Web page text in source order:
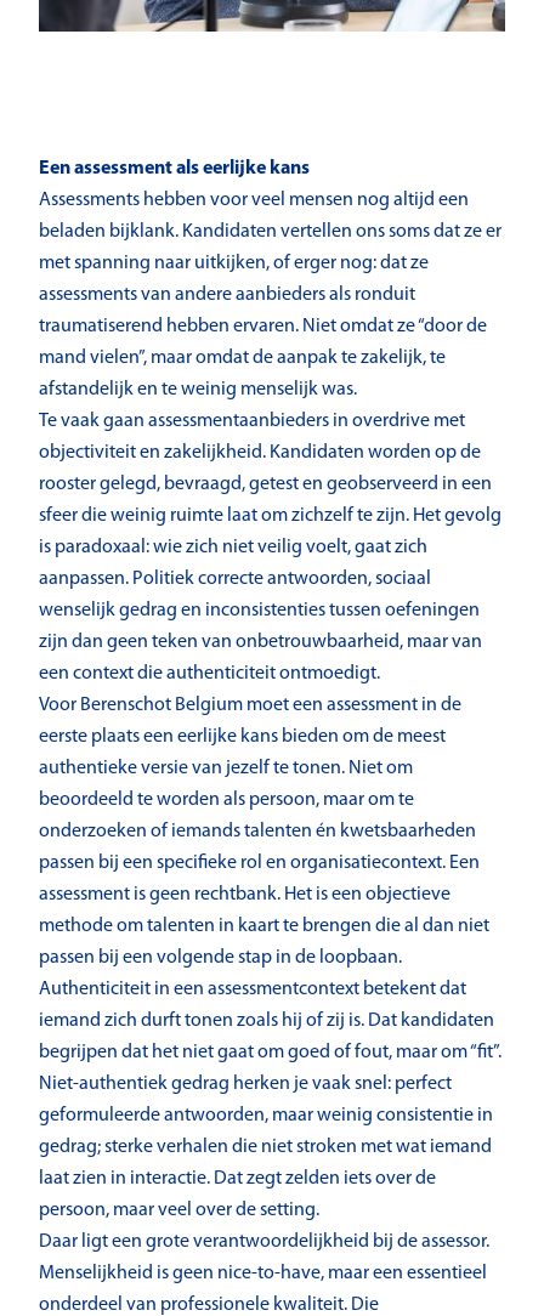
Een assessment als eerlijke kans
Assessments hebben voor veel mensen nog altijd een
beladen bijklank. Kandidaten vertellen ons soms dat ze er
met spanning naar uitkijken, of erger nog: dat ze
assessments van andere aanbieders als ronduit
traumatiserend hebben ervaren. Niet omdat ze “door de
mand vielen”, maar omdat de aanpak te zakelijk, te
afstandelijk en te weinig menselijk was.
Te vaak gaan assessmentaanbieders in overdrive met
objectiviteit en zakelijkheid. Kandidaten worden op de
rooster gelegd, bevraagd, getest en geobserveerd in een
sfeer die weinig ruimte laat om zichzelf te zijn. Het gevolg
is paradoxaal: wie zich niet veilig voelt, gaat zich
aanpassen. Politiek correcte antwoorden, sociaal
wenselijk gedrag en inconsistenties tussen oefeningen
zijn dan geen teken van onbetrouwbaarheid, maar van
een context die authenticiteit ontmoedigt.
Voor Berenschot Belgium moet een assessment in de
eerste plaats een eerlijke kans bieden om de meest
authentieke versie van jezelf te tonen. Niet om
beoordeeld te worden als persoon, maar om te
onderzoeken of iemands talenten én kwetsbaarheden
passen bij een specifieke rol en organisatiecontext. Een
assessment is geen rechtbank. Het is een objectieve
methode om talenten in kaart te brengen die al dan niet
passen bij een volgende stap in de loopbaan.
Authenticiteit in een assessmentcontext betekent dat
iemand zich durft tonen zoals hij of zij is. Dat kandidaten
begrijpen dat het niet gaat om goed of fout, maar om “fit”.
Niet-authentiek gedrag herken je vaak snel: perfect
geformuleerde antwoorden, maar weinig consistentie in
gedrag; sterke verhalen die niet stroken met wat iemand
laat zien in interactie. Dat zegt zelden iets over de
persoon, maar veel over de setting.
Daar ligt een grote verantwoordelijkheid bij de assessor.
Menselijkheid is geen nice-to-have, maar een essentieel
onderdeel van professionele kwaliteit. Die